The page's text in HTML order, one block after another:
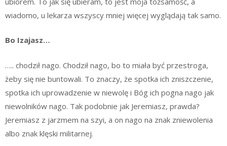
wiadomo, u lekarza wszyscy mniej więcej wyglądają tak samo.
Bo Izajasz…
….. chodził nago. Chodził nago, bo to miała być przestroga,
żeby się nie buntowali. To znaczy, że spotka ich zniszczenie,
spotka ich uprowadzenie w niewolę i Bóg ich pogna nago jak
niewolników nago. Tak podobnie jak Jeremiasz, prawda?
Jeremiasz z jarzmem na szyi, a on nago na znak zniewolenia
albo znak klęski militarnej.